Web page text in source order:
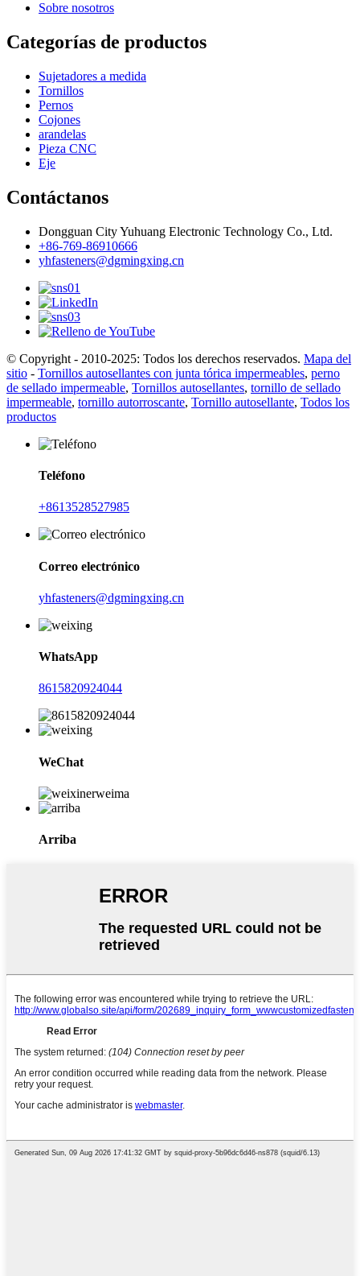
Sobre nosotros
Categorías de productos
Sujetadores a medida
Tornillos
Pernos
Cojones
arandelas
Pieza CNC
Eje
Contáctanos
Dongguan City Yuhuang Electronic Technology Co., Ltd.
+86-769-86910666
yhfasteners@dgmingxing.cn
© Copyright - 2010-2025: Todos los derechos reservados. Mapa del
sitio - Tornillos autosellantes con junta tórica impermeables, perno
de sellado impermeable, Tornillos autosellantes, tornillo de sellado
impermeable, tornillo autorroscante, Tornillo autosellante, Todos los
productos
Teléfono
+8613528527985
Correo electrónico
yhfasteners@dgmingxing.cn
WhatsApp
8615820924044
WeChat
Arriba